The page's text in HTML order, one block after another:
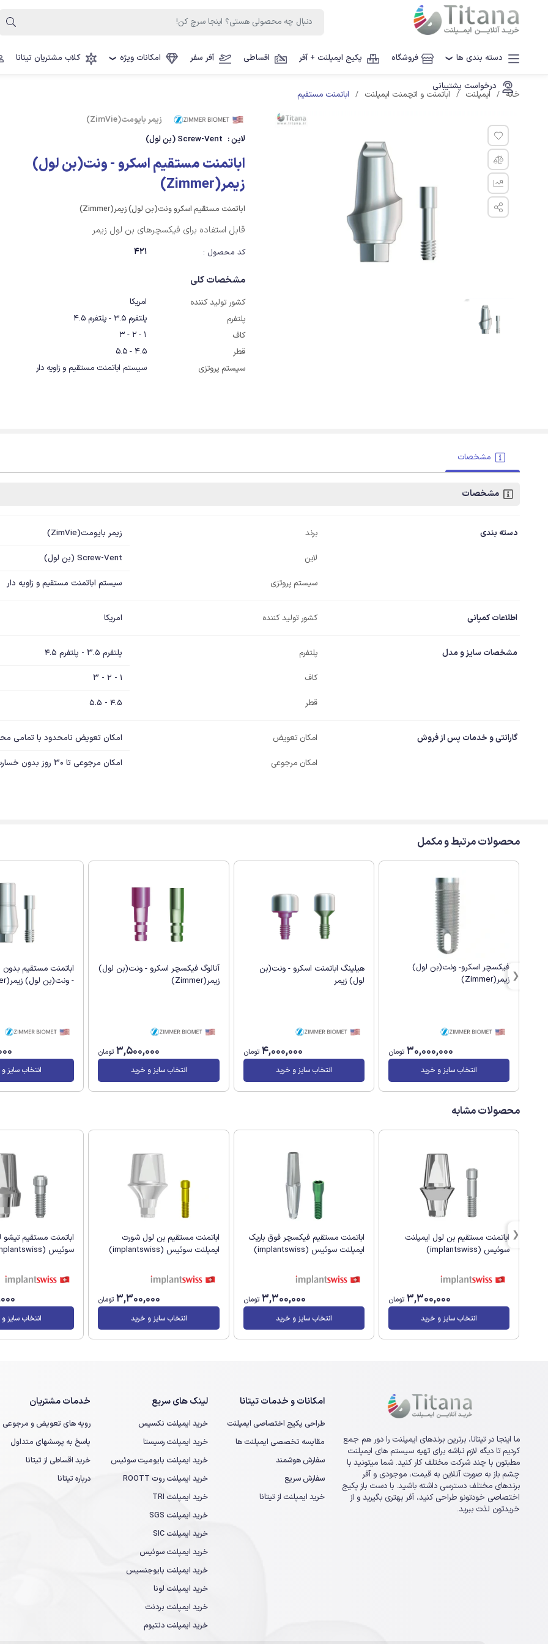
دسته بندی ها ❯ فروشگاه پکیج ایمپلنت + آفر اقساطی آفر سفر امکانات ویژه ❯ کلاب مشتریان تیتانا
درخواست پشتیبانی
خانه ایمپلنت اباتمنت و اتچمنت ایمپلنت اباتمنت مستقیم
زیمر بایومت(ZimVie)
لاین : Screw-Vent (بن لول)
اباتمنت مستقیم اسکرو - ونت(بن لول)
زیمر(Zimmer)
اباتمنت مستقیم اسکرو ونت(بن لول) زیمر(Zimmer)
قابل استفاده برای فیکسچرهای بن لول زیمر
کد محصول : 421
مشخصات کلی
کشور تولید کننده
امریکا
پلتفرم
پلتفرم 3.5 - پلتفرم 4.5
کاف
1 - 2 - 3
قطر
4.5 - 5.5
سیستم پروتزی
سیستم اباتمنت مستقیم و زاویه دار
مشخصات
مشخصات
دسته بندی برند زیمر بایومت(ZimVie)
لاین Screw-Vent (بن لول)
سیستم پروتزی سیستم اباتمنت مستقیم و زاویه دار
اطلاعات کمپانی کشور تولید کننده امریکا
مشخصات سایز و مدل پلتفرم پلتفرم 3.5 - پلتفرم 4.5
کاف 1 - 2 - 3
قطر 4.5 - 5.5
گارانتی و خدمات پس از فروش امکان تعویض امکان تعویض نامحدود با تمامی
امکان مرجوعی امکان مرجوعی تا 30 روز بدون خسارت
محصولات مرتبط و مکمل
فیکسچر اسکرو- ونت(بن لول)
زیمر(Zimmer)
30,000,000 تومان
انتخاب سایز و خرید
هیلینگ اباتمنت اسکرو - ونت(بن
لول) زیمر
4,000,000 تومان
انتخاب سایز و خرید
آنالوگ فیکسچر اسکرو - ونت(بن لول)
زیمر(Zimmer)
3,500,000 تومان
انتخاب سایز و خرید
اباتمنت مستقیم
- ونت(بن لول) زیمر(Zimmer)
انتخاب سایز
محصولات مشابه
اباتمنت مستقیم بن لول ایمپلنت
سوئیس (implantswiss)
3,300,000 تومان
انتخاب سایز و خرید
اباتمنت مستقیم فیکسچر فوق باریک
ایمپلنت سوئیس (implantswiss)
3,300,000 تومان
انتخاب سایز و خرید
اباتمنت مستقیم بن لول شورت
ایمپلنت سوئیس (implantswiss)
3,300,000 تومان
انتخاب سایز و خرید
اباتمنت مستقیم تیشو
سوئیس (implantswiss)
انتخاب سایز
ما اینجا در تیتانا، برترین برندهای ایمپلنت را دور هم جمع
کردیم تا دیگه لازم نباشه برای تهیه سیستم های ایمپلنت
مطبتون با چند شرکت مختلف کار کنید. شما میتونید با
چشم باز به صورت آنلاین به قیمت، موجودی و آفر
برندهای مختلف دسترسی داشته باشید. با دست باز پکیج
اختصاصی خودتونو طراحی کنید، آفر بهتری بگیرید و از
خریدتون لذت ببرید.
امکانات و خدمات تیتانا
طراحی پکیج اختصاصی ایمپلنت
مقایسه تخصصی ایمپلنت ها
سفارش هوشمند
سفارش سریع
خرید ایمپلنت از تیتانا
لینک های سریع
خرید ایمپلنت نکسیس
خرید ایمپلنت رسیستا
خرید ایمپلنت بایومیت سوئیس
خرید ایمپلنت روت ROOTT
خرید ایمپلنت TRI
خرید ایمپلنت SGS
خرید ایمپلنت SIC
خرید ایمپلنت سوئیس
خرید ایمپلنت بایوجنسیس
خرید ایمپلنت لونا
خرید ایمپلنت بردنت
خرید ایمپلنت دنتیوم
خدمات مشتریان
رویه های تعویض و مرجوعی
پاسخ به پرسشهای متداول
خرید اقساطی از تیتانا
درباره تیتانا